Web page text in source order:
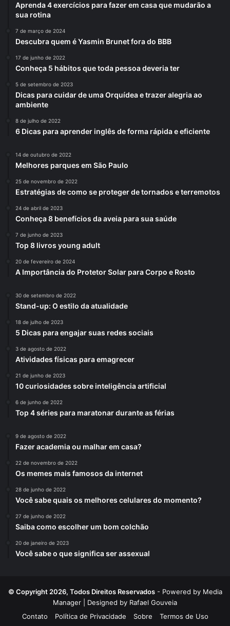
Aprenda 4 exercícios para fazer em casa que mudarão a
sua rotina
7 de março de 2024
Descubra quem é Yasmin Brunet fora do BBB
17 de junho de 2022
Conheça 5 hábitos que toda pessoa deveria ter
5 de setembro de 2023
Dicas para cuidar de uma Orquídea e trazer alegria ao
ambiente
8 de julho de 2022
6 Dicas para aprender inglês de forma rápida e eficiente
14 de outubro de 2022
Melhores parques em São Paulo
25 de novembro de 2022
Estratégias de como se proteger de tornados e terremotos
24 de abril de 2023
Conheça 8 benefícios da aveia para sua saúde
7 de junho de 2023
Top 8 livros young adult
20 de fevereiro de 2024
A Importância do Protetor Solar para Corpo e Rosto
30 de setembro de 2022
Stand-up: O estilo da atualidade
18 de julho de 2023
5 Dicas para engajar suas redes sociais
3 de agosto de 2022
Atividades físicas para emagrecer
21 de junho de 2023
10 curiosidades sobre inteligência artificial
6 de junho de 2022
Top 4 séries para maratonar durante as férias
9 de agosto de 2022
Fazer academia ou malhar em casa?
22 de novembro de 2022
Os memes mais famosos da internet
28 de junho de 2022
Você sabe quais os melhores celulares do momento?
27 de junho de 2022
Saiba como escolher um bom colchão
20 de janeiro de 2023
Você sabe o que significa ser assexual
© Copyright 2026, Todos Direitos Reservados- Powered by Media
Manager | Designed by Rafael Gouveia
Contato
Política de Privacidade Sobre Termos de Uso